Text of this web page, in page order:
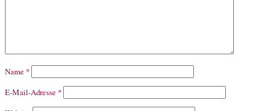
Name *
E-Mail-Adresse *